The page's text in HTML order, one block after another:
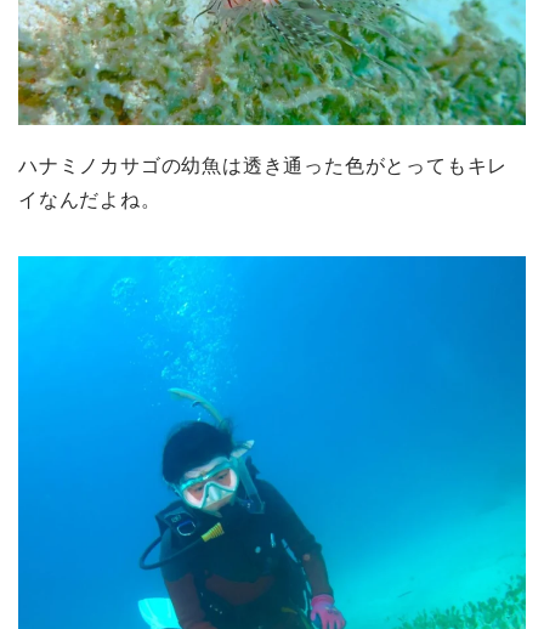
ハナミノカサゴの幼魚は透き通った色がとってもキレ
イなんだよね。